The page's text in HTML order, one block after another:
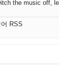
the music off,
RSS